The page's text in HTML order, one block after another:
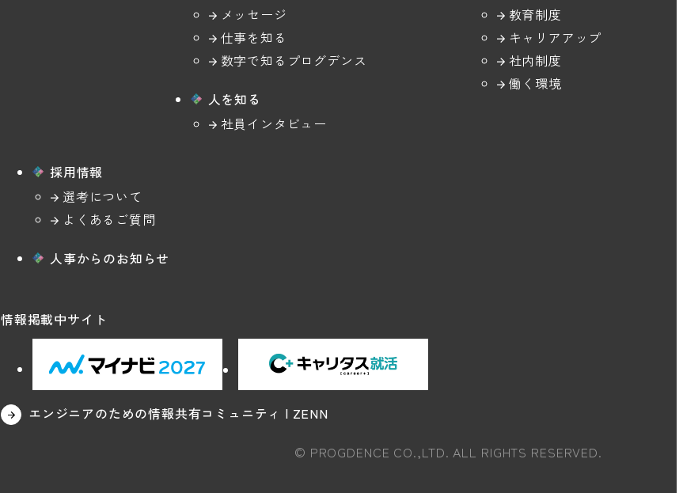
メッセージ
仕事を知る
数字で知る プログデンス
人を知る
社員インタビュー
教育制度
キャリアアップ
社内制度
働く環境
採用情報
選考について
よくあるご質問
人事からのお知らせ
情報掲載中サイト
エンジニアのための情報共有コミュニティ | ZENN
© PROGDENCE CO.,LTD. ALL RIGHTS RESERVED.